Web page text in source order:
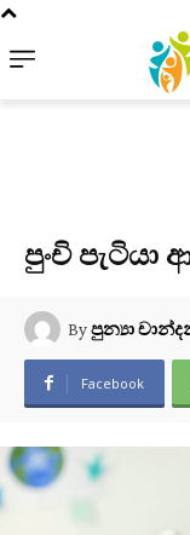
පුංචි පැටියා
Byපුන්‍යා
Facebook